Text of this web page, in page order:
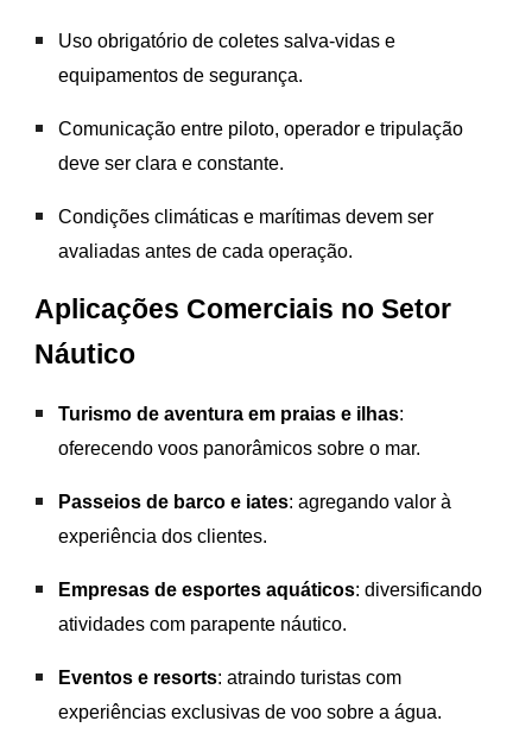
Uso obrigatório de coletes salva-vidas e
equipamentos de segurança.
Comunicação entre piloto, operador e tripulação
deve ser clara e constante.
Condições climáticas e marítimas devem ser
avaliadas antes de cada operação.
Aplicações Comerciais no Setor
Náutico
Turismo de aventura em praias e ilhas:
oferecendo voos panorâmicos sobre o mar.
Passeios de barco e iates: agregando valor à
experiência dos clientes.
Empresas de esportes aquáticos: diversificando
atividades com parapente náutico.
Eventos e resorts: atraindo turistas com
experiências exclusivas de voo sobre a água.